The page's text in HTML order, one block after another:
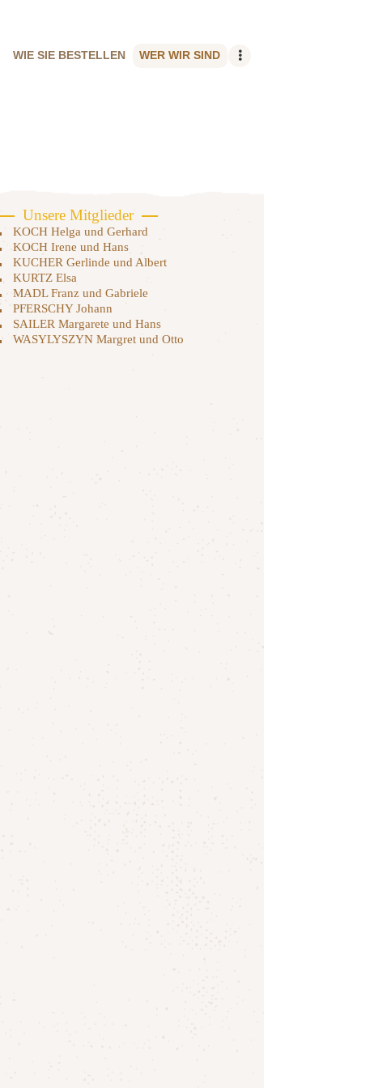
WIE SIE BESTELLEN WER WIR SIND
Unsere Mitglieder
KOCH Helga und Gerhard
KOCH Irene und Hans
KUCHER Gerlinde und Albert
KURTZ Elsa
MADL Franz und Gabriele
PFERSCHY Johann
SAILER Margarete und Hans
WASYLYSZYN Margret und Otto